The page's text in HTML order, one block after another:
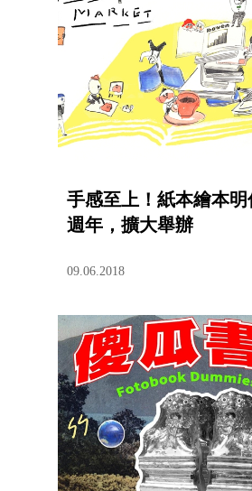
手感至上！紙本繪本
週年，擴大舉辦
09.06.2018